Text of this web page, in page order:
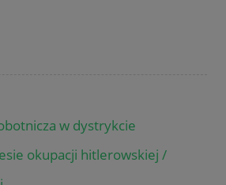
w dystrykcie
okupacji hitlerowskiej /